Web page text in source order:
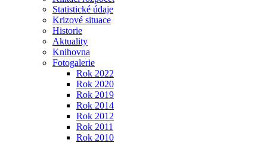
Statistické údaje
Krizové situace
Historie
Aktuality
Knihovna
Fotogalerie
Rok 2022
Rok 2020
Rok 2019
Rok 2014
Rok 2012
Rok 2011
Rok 2010